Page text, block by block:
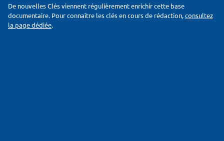
De nouvelles Clés viennent régulièrement enrichir cette base
documentaire. Pour connaître les clés en cours de rédaction,consultez
la page dédiée.